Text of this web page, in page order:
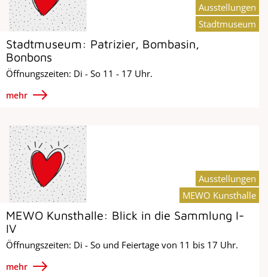
Stadtmuseum: Patrizier, Bombasin,
Bonbons
Öffnungszeiten: Di - So 11 - 17 Uhr.
mehr
Ausstellungen
Stadtmuseum
MEWO Kunsthalle: Blick in die Sammlung I-
IV
Öffnungszeiten: Di - So und Feiertage von 11 bis 17 Uhr.
mehr
Ausstellungen
MEWO Kunsthalle